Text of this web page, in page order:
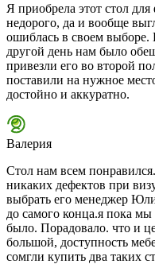
Я приобрела этот стол
недорого, да и вообще
ошиблась в своем выборе.
другой день нам было
привезли его во второй
поставили на нужное
достойно и аккуратно.
Валерия
Стол нам всем
никаких дефектов при
выбрать его менеджер
до самого конца.я пока
было. Порадовало. что и
большой, доступность
сомгли купить два таких